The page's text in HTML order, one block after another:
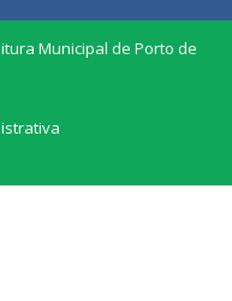
Municipal de Porto de